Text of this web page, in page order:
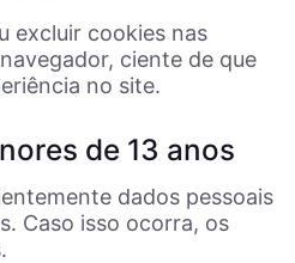
excluir cookies nas
ciente de que
no site.
de 13 anos
dados pessoais
Caso isso ocorra, os